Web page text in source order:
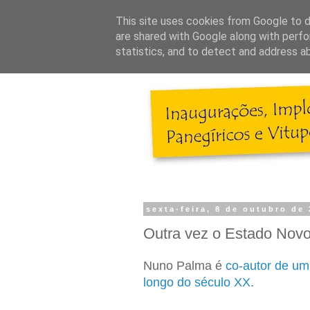
sexta-feira, 8 de outubro de
Outra vez o Estado
Nuno Palma é co-autor de
longo do século XX.
This site uses cookies from Google to
are shared with Google along with
statistics, and to detect and address